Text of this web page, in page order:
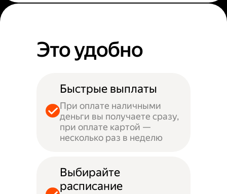
Это удобно
Быстрые выплаты
При оплате наличными
деньги вы получаете сразу,
при оплате картой —
несколько раз в неделю
Выбирайте
расписание